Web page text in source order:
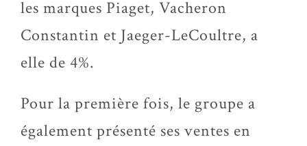
les marques Piaget, Vacheron
Constantin et Jaeger-LeCoultre, a
elle de 4%.
Pour la première fois, le groupe a
également présenté ses ventes en